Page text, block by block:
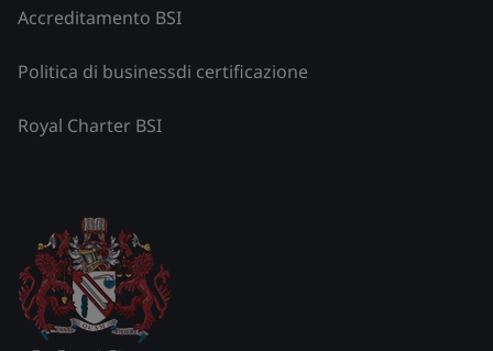
Accreditamento BSI
Politica di businessdi certificazione
Royal Charter BSI